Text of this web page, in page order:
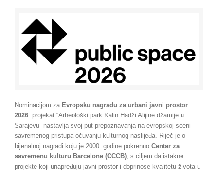
Nominacijom za Evropsku nagradu za urbani javni prostor
2026. projekat “Arheološki park Kalin Hadži Alijine džamije u
Sarajevu” nastavlja svoj put prepoznavanja na evropskoj sceni
savremenog pristupa očuvanju kulturnog naslijeđa. Riječ je o
bijenalnoj nagradi koju je 2000. godine pokrenuo Centar za
savremenu kulturu Barcelone (CCCB), s ciljem da istakne
projekte koji unapređuju javni prostor i doprinose kvalitetu života u